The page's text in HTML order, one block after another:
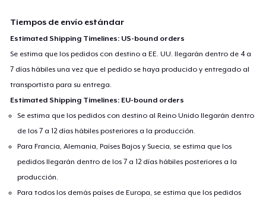
Tiempos de envío estándar
Estimated Shipping Timelines: US-bound orders
Se estima que los pedidos con destino a EE. UU. llegarán dentro de 4 a
7 días hábiles una vez que el pedido se haya producido y entregado al
transportista para su entrega.
Estimated Shipping Timelines: EU-bound orders
Se estima que los pedidos con destino al Reino Unido llegarán dentro
de los 7 a 12 días hábiles posteriores a la producción.
Para Francia, Alemania, Países Bajos y Suecia, se estima que los
pedidos llegarán dentro de los 7 a 12 días hábiles posteriores a la
producción.
Para todos los demás países de Europa, se estima que los pedidos